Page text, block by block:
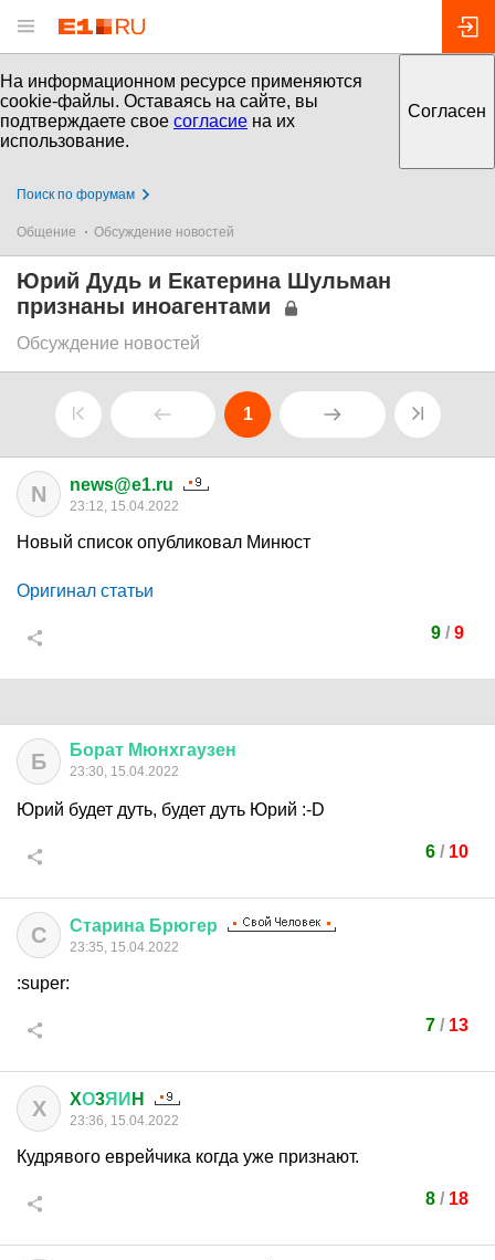
На информационном ресурсе применяются
cookie-файлы. Оставаясь на сайте, вы
подтверждаете свое согласие на их
использование.
Согласен
Поиск по форумам
Общение Обсуждение новостей
Юрий Дудь и Екатерина Шульман
признаны иноагентами
Обсуждение новостей
1
N news@e1.ru
23:12, 15.04.2022
Новый список опубликовал Минюст
Оригинал статьи
9/ 9
Б Борат Мюнхгаузен
23:30, 15.04.2022
Юрий будет дуть, будет дуть Юрий :-D
6 / 10
С Старина Брюгер
23:35, 15.04.2022
:super:
7 / 13
X XО3ЯИ H
23:36, 15.04.2022
Кудрявого еврейчика когда уже признают.
8 / 18